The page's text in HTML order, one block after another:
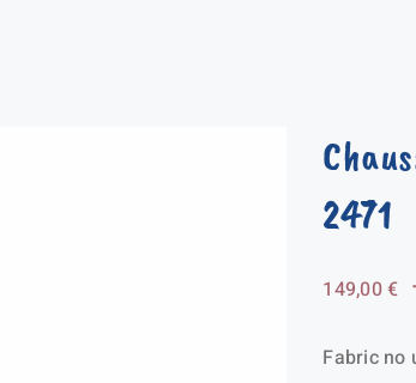
2471
149,00€
Fabric no